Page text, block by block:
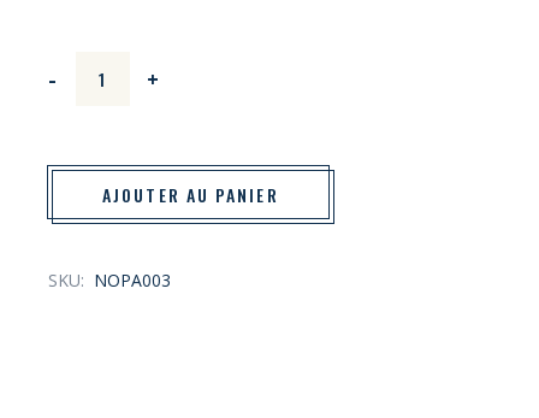
- +
AJOUTER AU PANIER
SKU: NOPA003